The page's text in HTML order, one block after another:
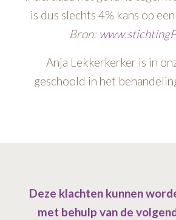
is dus slechts 4% kans op
Bron:
Anja Lekkerkerker is in
geschoold in het
Deze klachten kunnen
met behulp van de